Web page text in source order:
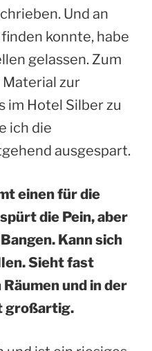
Und an
konnte, habe
gelassen. Zum
Material zur
im Hotel Silber zu
ich die
ausgespart.
einen für die
die Pein, aber
Kann sich
Sieht fast
und in der
großartig.